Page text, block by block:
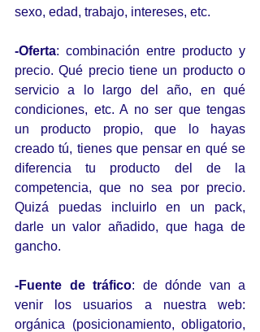
sexo, edad, trabajo, intereses, etc.
-Oferta: combinación entre producto y
precio. Qué precio tiene un producto o
servicio a lo largo del año, en qué
condiciones, etc. A no ser que tengas
un producto propio, que lo hayas
creado tú, tienes que pensar en qué se
diferencia tu producto del de la
competencia, que no sea por precio.
Quizá puedas incluirlo en un pack,
darle un valor añadido, que haga de
gancho.
-Fuente de tráfico: de dónde van a
venir los usuarios a nuestra web:
orgánica (posicionamiento, obligatorio,